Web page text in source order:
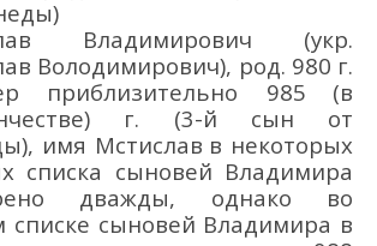
Владимирович (укр.
Володимирович), род. 980 г.
приблизительно 985
(в
г. (3-й сын от
имя Мстислав в некоторых
списка сыновей Владимира
дважды, однако во
списке сыновей Владимира в